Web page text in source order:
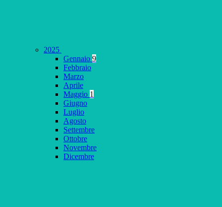
2025
Gennaio 9
Febbraio
Marzo
Aprile
Maggio 1
Giugno
Luglio
Agosto
Settembre
Ottobre
Novembre
Dicembre